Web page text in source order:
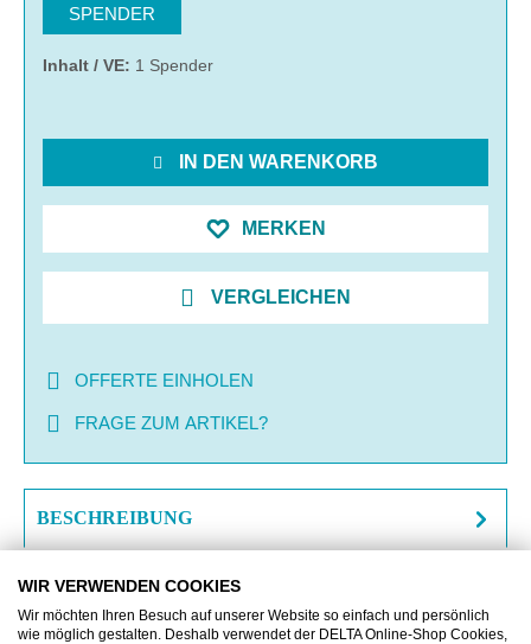
SPENDER
Inhalt / VE: 1 Spender
IN DEN WARENKORB
MERKEN
VERGLEICHEN
OFFERTE EINHOLEN
FRAGE ZUM ARTIKEL?
BESCHREIBUNG
ZUSATZINFORMATIONEN
DOWNLOAD
WIR VERWENDEN COOKIES
Wir möchten Ihren Besuch auf unserer Website so einfach und persönlich
wie möglich gestalten. Deshalb verwendet der DELTA Online-Shop Cookies,